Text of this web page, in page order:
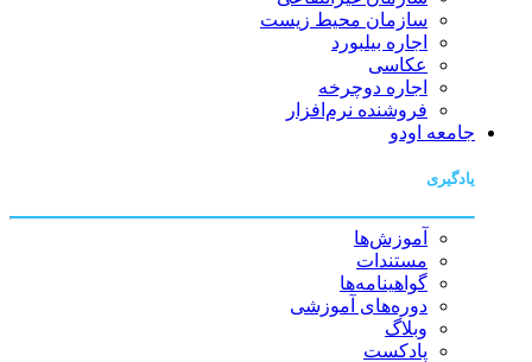
سازمان محیط زیست
اجاره بیلبورد
عکاسی
اجاره دوچرخه
فروشنده نرم‌افزار
جامعه اودو
یادگیری
آموزش‌ها
مستندات
گواهینامه‌ها
دوره‌های آموزشی
وبلاگ
پادکست